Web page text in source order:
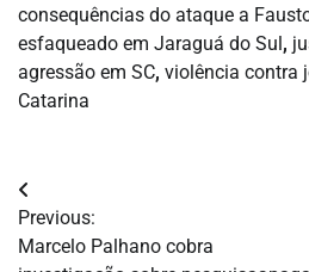
consequências do ataque a
esfaqueado em Jaraguá do Sul ,
agressão em SC, violência contra
Catarina
Navegação
de
Previous:
Marcelo Palhano cobra